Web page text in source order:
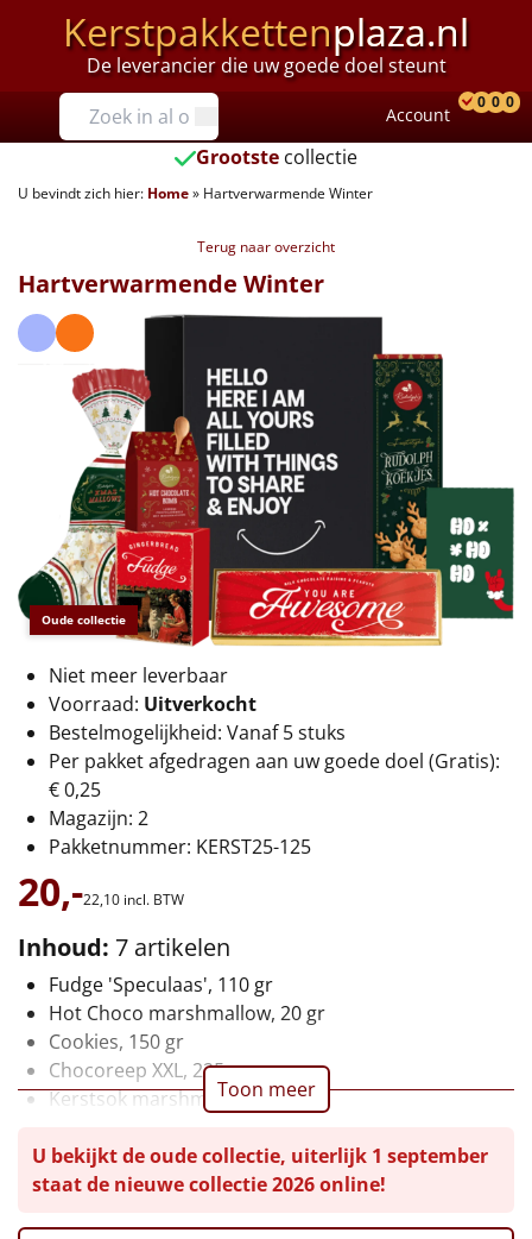
Kerstpakkettenplaza.nl
De leverancier die uw goede doel steunt
Prijzen
Tot €25
€25 tot €35
€40 tot €45
€45 tot €50
€50 tot €55
€55 tot €75
€75 tot €100
€100 en hoger
Thema
Origineel
Rituals
Luxe
Mannen
Vrouwen
Duurzaam
Leuke
Goedkope
Account
0 0 0
Grootste collectie
U bevindt zich hier: Home» Hartverwarmende Winter
Terug naar overzicht
Oude collectie
Hartverwarmende Winter
Niet meer leverbaar
Voorraad: Uitverkocht
Bestelmogelijkheid: Vanaf 5 stuks
Per pakket afgedragen aan uw goede doel (Gratis):
€ 0,25
Magazijn: 2
Pakketnummer: KERST25-125
20,-22,10 incl. BTW
Inhoud: 7 artikelen
Fudge 'Speculaas', 110 gr
Hot Choco marshmallow, 20 gr
Cookies, 150 gr
Chocoreep XXL, 225 gr
Kerstsok marshmallows, 200 gr
Verpakt in de BorrelBox 'Hello Here I am'
LET OP: Niet geschikt als postzending
Toon meer
U bekijkt de oude collectie, uiterlijk 1 september
staat de nieuwe collectie 2026 online!